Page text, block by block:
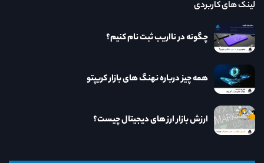
لینک های کاربردی
چگونه در نااریب ثبت نام کنیم؟
همه چیز درباره نهنگ های بازار کریپتو
ارزش بازار ارز های دیجیتال چیست؟